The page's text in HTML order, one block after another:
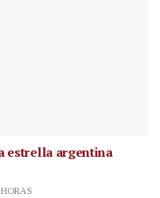
estrella argentina